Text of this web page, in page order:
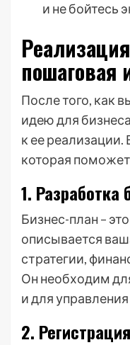
и не бойтесь
пошаговая
После того, как
идею для
к ее реализации.
которая
1. Разработка
Бизнес-план –
описывается
стратегии,
Он необходим
и для
2.